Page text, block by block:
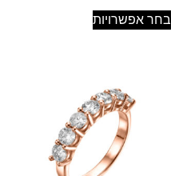
בחר אפשרויות